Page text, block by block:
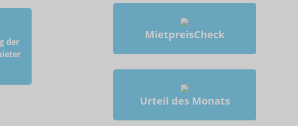
der
MietpreisCheck
Urteil des Monats